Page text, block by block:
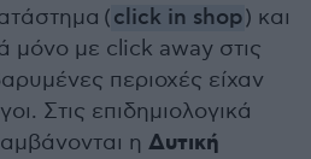
(click in shop) και
μόνο με click away στις
περιοχές είχαν
Στις επιδημιολογικά
η Δυτική